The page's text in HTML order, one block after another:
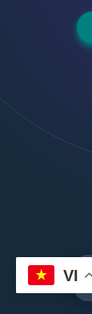
VI